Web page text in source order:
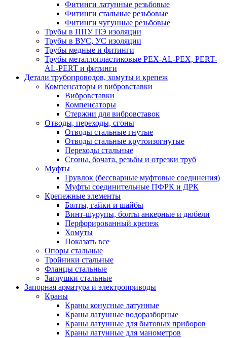
Фитинги латунные резьбовые
Фитинги стальные резьбовые
Фитинги чугунные резьбовые
Трубы в ППУ ПЭ изоляции
Трубы в ВУС, УС изоляции
Трубы медные и фитинги
Трубы металлопластиковые PEX-AL-PEX, PERT-
AL-PERT и фитинги
Детали трубопроводов, хомуты и крепеж
Компенсаторы и вибровставки
Вибровставки
Компенсаторы
Стержни для вибровставок
Отводы, переходы, сгоны
Отводы стальные гнутые
Отводы стальные крутоизогнутые
Переходы стальные
Сгоны, бочата, резьбы и отрезки труб
Муфты
Грувлок (бессварные муфтовые соединения)
Муфты соединительные ПФРК и ДРК
Крепежные элементы
Болты, гайки и шайбы
Винт-шурупы, болты анкерные и дюбели
Перфорированный крепеж
Хомуты
Показать все
Опоры стальные
Тройники стальные
Фланцы стальные
Заглушки стальные
Запорная арматура и электроприводы
Краны
Краны конусные латунные
Краны латунные водоразборные
Краны латунные для бытовых приборов
Краны латунные для манометров